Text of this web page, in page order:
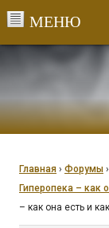
Главная › Форумы ›
Гиперопека – как
– как она есть и